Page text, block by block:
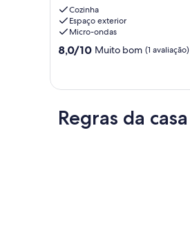
Excelente
vista
para
o
Cozinha
Espaço exterior
Micro-ondas
Pontuação
máximo
de
8,0/10 Muito bom (1 avaliação)
Regras da casa